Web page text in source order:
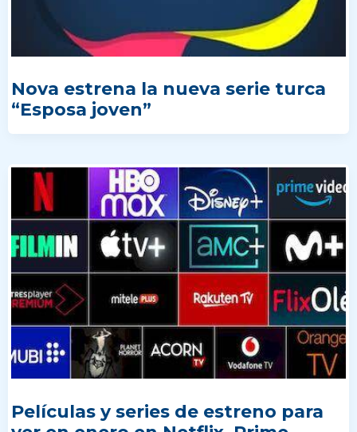
Nova estrena la nueva serie turca
“Esposa joven”
Películas y series de estreno para